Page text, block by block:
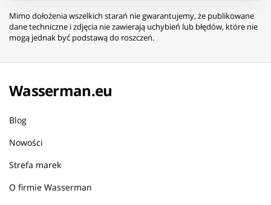
Mimo dołożenia wszelkich starań nie gwarantujemy, że publikowane
dane techniczne i zdjęcia nie zawierają uchybień lub błędów, które nie
mogą jednak być podstawą do roszczeń.
Wasserman.eu
Blog
Nowości
Strefa marek
O firmie Wasserman